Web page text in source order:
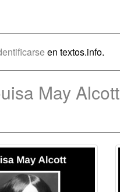
en textos.info.
May Alcott